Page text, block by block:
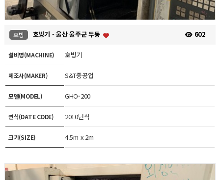
호빙 호빙기 - 울산 울주군 두동 602
설비명(MACHINE) 호빙기
제조사(MAKER) S&T중공업
모델(MODEL) GHO-200
연식(DATE CODE) 2010년식
크기(SIZE) 4.5m x 2m